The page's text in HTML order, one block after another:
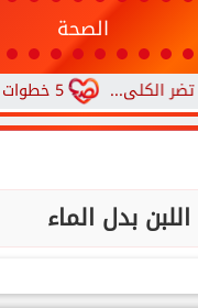
الصحة
5 خطوات بسيطة تحميك من السكري وأمراض القلب وارتفاع ضغط الدم
بدل الماء